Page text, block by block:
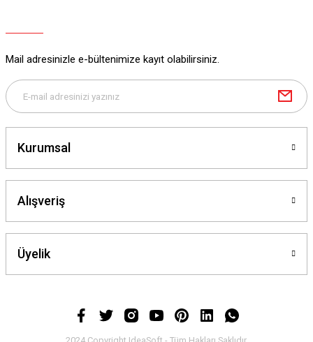
Mail adresinizle e-bültenimize kayıt olabilirsiniz.
Kurumsal
Alışveriş
Üyelik